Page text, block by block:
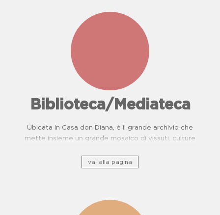
Biblioteca/Mediateca
Ubicata in Casa don Diana, è il grande archivio che
mette insieme un grande mosaico di vissuti, culture
vai alla pagina